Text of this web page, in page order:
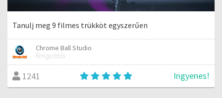
Tanulj meg 9 filmes trükköt egyszerűen
Chrome Ball Studio
filmgyártás
1241 Ingyenes!